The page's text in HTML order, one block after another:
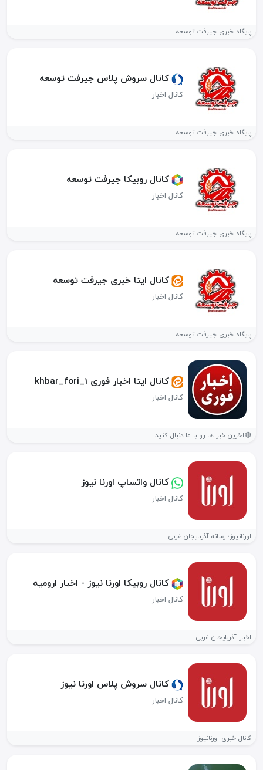
پایگاه خبری جیرفت توسعه
کانال سروش پلاس جیرفت توسعه
کانال اخبار
پایگاه خبری جیرفت توسعه
کانال روبیکا جیرفت توسعه
کانال اخبار
پایگاه خبری جیرفت توسعه
کانال ایتا خبری جیرفت توسعه
کانال اخبار
پایگاه خبری جیرفت توسعه
کانال ایتا اخبار فوری khbar_fori_1
کانال اخبار
🔴آخرین خبر ها رو با ما دنبال کنید.
کانال واتساپ اورنا نیوز
کانال اخبار
اورنانیوز؛ رسانه آذربایجان غربی
کانال روبیکا اورنا نیوز - اخبار ارومیه
کانال اخبار
اخبار آذربایجان غربی
کانال سروش پلاس اورنا نیوز
کانال اخبار
کانال خبری اورنانیوز